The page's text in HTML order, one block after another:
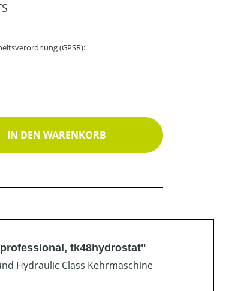
(GPSR):
gewünschten Wert ein oder
IN DEN WARENKORB
tk48hydrostat"
Hydraulic Class Kehrmaschine